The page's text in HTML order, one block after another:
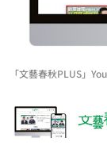
「文藝春秋PLUS」